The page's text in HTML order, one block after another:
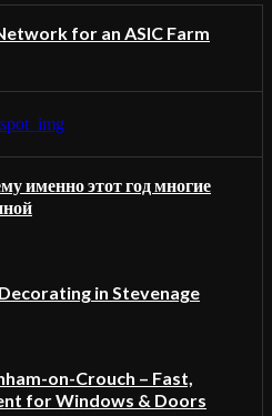
for an ASIC Farm
именно этот год многие
in Stevenage
on-Crouch – Fast,
for Windows & Doors